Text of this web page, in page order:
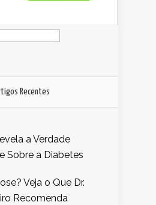
Recentes
a Verdade
Sobre a Diabetes
Veja o Que Dr.
Recomenda